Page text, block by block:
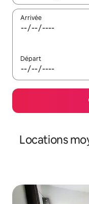
Arrivée
Départ
Locations